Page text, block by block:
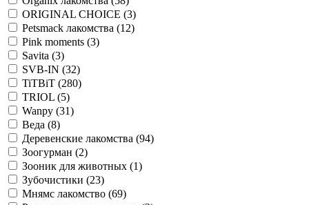
ORIGINAL CHOICE (3)
Petsmack лакомства (12)
Pink moments (3)
Savita (3)
SVB-IN (32)
TiTBiT (280)
TRIOL (5)
Wanpy (31)
Веда (8)
Деревенские лакомства (94)
Зоогурман (2)
Зооник для животных (1)
Зубочистики (23)
Мнямс лакомство (69)